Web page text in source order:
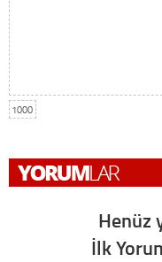
1000
Henüz
İlk